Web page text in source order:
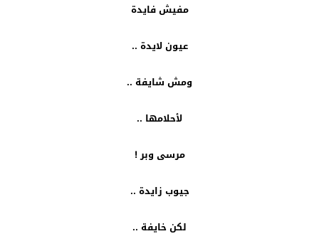
مفيش فايدة
عيون لايدة ..
ومش شايفة ..
لأحلامها ..
مرسى وبر !
جيوب زايدة ..
لكن خايفة ..